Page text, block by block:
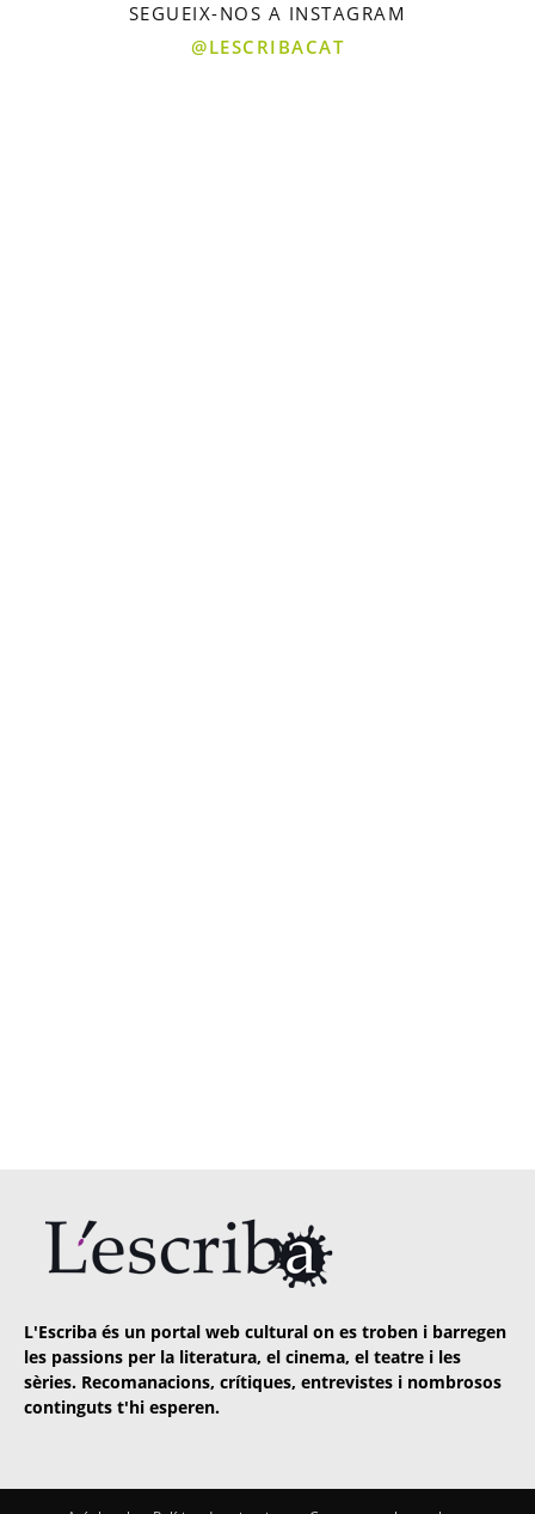
SEGUEIX-NOS A INSTAGRAM
@LESCRIBACAT
L'Escriba és un portal web cultural on es troben i barregen
les passions per la literatura, el cinema, el teatre i les
sèries. Recomanacions, crítiques, entrevistes i nombrosos
continguts t'hi esperen.